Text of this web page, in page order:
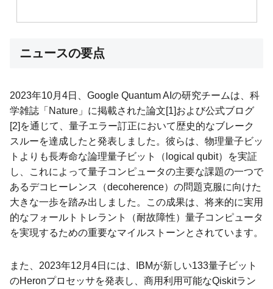
ニュースの要点
2023年10月4日、Google Quantum AIの研究チームは、科
学雑誌「Nature」に掲載された論文[1]および公式ブログ
[2]を通じて、量子エラー訂正において歴史的なブレーク
スルーを達成したと発表しました。彼らは、物理量子ビッ
トよりも長寿命な論理量子ビット（logical qubit）を実証
し、これによって量子コンピュータの主要な課題の一つで
あるデコヒーレンス（decoherence）の問題克服に向けた
大きな一歩を踏み出しました。この成果は、将来的に実用
的なフォールトトレラント（耐故障性）量子コンピュータ
を実現するための重要なマイルストーンとされています。
また、2023年12月4日には、IBMが新しい133量子ビット
のHeronプロセッサを発表し、商用利用可能なQiskitラン